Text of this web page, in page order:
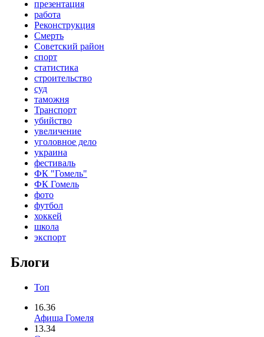
презентация
работа
Реконструкция
Смерть
Советский район
спорт
статистика
строительство
суд
таможня
Транспорт
убийство
увеличение
уголовное дело
украина
фестиваль
ФК "Гомель"
ФК Гомель
фото
футбол
хоккей
школа
экспорт
Блоги
Топ
16.36
Афиша Гомеля
13.34